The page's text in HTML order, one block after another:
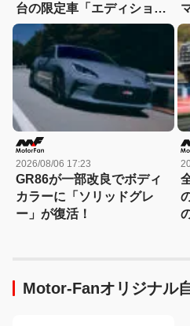
台の限定車「エディショ
ン・エッジ」が登場！
2026/08/06 17:23
GR86が一部改良でボディ
カラーに「ソリッドグレ
ー」が復活！
Motor-Fanオリジナル